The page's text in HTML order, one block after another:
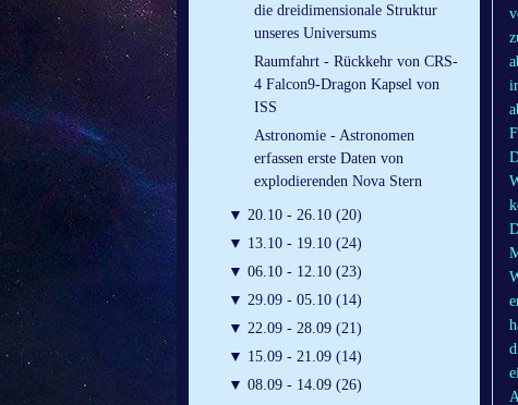
die dreidimensionale Struktur
unseres Universums
Raumfahrt - Rückkehr von CRS-
4 Falcon9-Dragon Kapsel von
ISS
Astronomie - Astronomen
erfassen erste Daten von
explodierenden Nova Stern
▼ 20.10 - 26.10 (20)
▼ 13.10 - 19.10 (24)
▼ 06.10 - 12.10 (23)
▼ 29.09 - 05.10 (14)
▼ 22.09 - 28.09 (21)
▼ 15.09 - 21.09 (14)
▼ 08.09 - 14.09 (26)